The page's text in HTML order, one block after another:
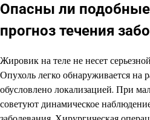
Опасны ли
прогноз течения
Жировик на теле не несет
Опухоль легко обнаруживается на
обусловлено локализацией. При
советуют динамическое